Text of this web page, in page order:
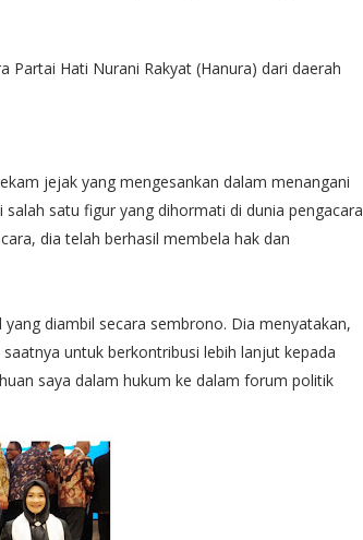
Partai Hati Nurani Rakyat (Hanura) dari daerah
jejak yang mengesankan dalam menangani
satu figur yang dihormati di dunia pengacara
dia telah berhasil membela hak dan
diambil secara sembrono. Dia menyatakan,
untuk berkontribusi lebih lanjut kepada
saya dalam hukum ke dalam forum politik